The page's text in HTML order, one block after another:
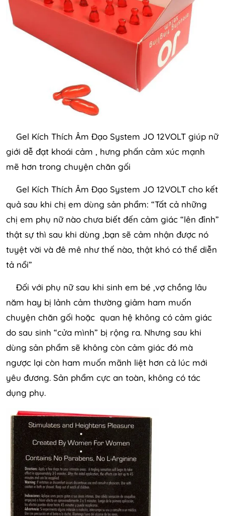
Gel Kích Thích Âm Đạo System JO 12VOLT giúp nữ
giới dễ đạt khoái cảm , hưng phấn cảm xúc mạnh
mẽ hơn trong chuyện chăn gối
Gel Kích Thích Âm Đạo System JO 12VOLT cho kết
quả sau khi chị em dùng sản phẩm: “Tất cả những
chị em phụ nữ nào chưa biết đến cảm giác “lên đỉnh”
thật sự thì sau khi dùng ,bạn sẽ cảm nhận được nó
tuyệt vời và đê mê như thế nào, thật khó có thể diễn
tả nổi”
Đối với phụ nữ sau khi sinh em bé ,vợ chồng lâu
năm hay bị lảnh cảm thường giảm ham muốn
chuyện chăn gối hoặc quan hệ không có cảm giác
do sau sinh “cửa mình” bị rộng ra. Nhưng sau khi
dùng sản phẩm sẽ không còn cảm giác đó mà
ngược lại còn ham muốn mãnh liệt hơn cả lúc mới
yêu đương. Sản phẩm cực an toàn, không có tác
dụng phụ.